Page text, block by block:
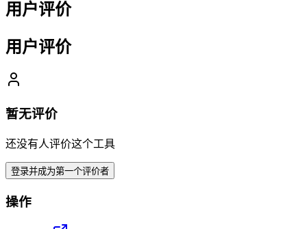
用户评价
用户评价
暂无评价
还没有人评价这个工具
登录并成为第一个评价者
操作